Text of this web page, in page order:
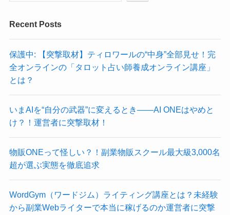
Recent Posts
保護中: 【突撃取材】ティロワールの“中身”全部見せ！完
全オンラインの「タロット占い師養成オンライン講座」
とは？
いまAIを“自分の武器”に変えるとき——AI ONEはやめと
け？！運営者に突撃取材！
物販ONEって怪しい？！副業物販スクール最大級3,000名
超が選ぶ実態を徹底追求
WordGym（ワードジム）ライティング講座とは？未経験
から副業Webライターで本当に稼げるのか運営者に突撃